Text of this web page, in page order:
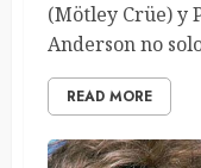
(Mötley Crüe) y
Anderson no
READ MORE